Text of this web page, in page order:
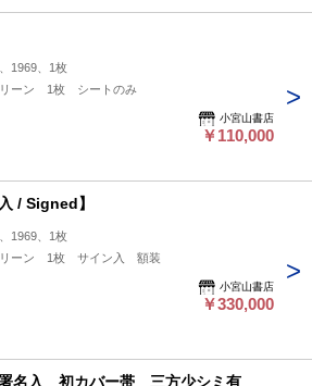
1969、1枚
リーン 1枚 シートのみ
小宮山書店
￥110,000
/ Signed】
1969、1枚
リーン 1枚 サイン入 額装
小宮山書店
￥330,000
名入 初カバー帯 三方少シミ有